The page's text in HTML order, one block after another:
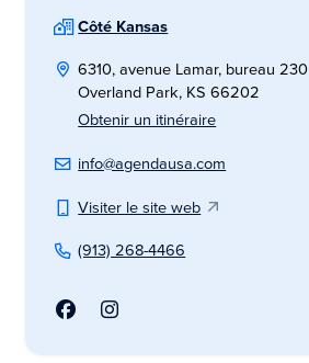
Côté Kansas
6310, avenue Lamar, bureau 230
Overland Park, KS 66202
Obtenir un itinéraire
info@agendausa.com
Visiter le site web
(913) 268-4466